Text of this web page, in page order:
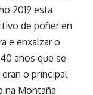
2019 esta
de poñer en
e enxalzar o
anos que se
o principal
na Montaña